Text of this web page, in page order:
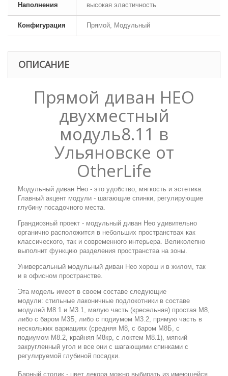
Наполнения
высокая эластичность
Конфигурация Прямой, Модульный
ОПИСАНИЕ
Прямой диван НЕО
двухместный
модуль8.11 в
Ульяновске от
OtherLife
Модульный диван Нео - это удобство, мягкость и эстетика.
Главный акцент модули - шагающие спинки, регулирующие
глубину посадочного места.
Грандиозный проект - модульный диван Нео удивительно
органично расположится в небольших пространствах как
классического, так и современного интерьера. Великолепно
выполнит функцию разделения пространства на зоны.
Универсальный модульный диван Нео хорош и в жилом, так
и в офисном пространстве.
Эта модель имеет в своем составе следующие
модули: стильные лаконичные подлокотники в составе
модулей М8.1 и М3.1, малую часть (кресельная) простая М8,
либо с баром М3Б, либо с подиумом М3.2, прямую часть в
нескольких вариациях (средняя М8, с баром М8Б, с
подиумом М8.2, крайняя М8кр, с локтем М8.1), мягкий
закругленный угол и все они с шагающими спинками с
регулируемой глубиной посадки.
Барный столик - цвет декора можно выбирать из имеющейся